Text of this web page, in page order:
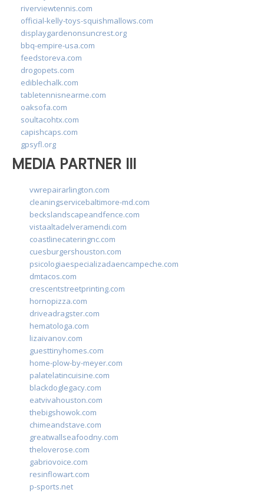
riverviewtennis.com
official-kelly-toys-squishmallows.com
displaygardenonsuncrest.org
bbq-empire-usa.com
feedstoreva.com
drogopets.com
ediblechalk.com
tabletennisnearme.com
oaksofa.com
soultacohtx.com
capishcaps.com
gpsyfl.org
MEDIA PARTNER III
vwrepairarlington.com
cleaningservicebaltimore-md.com
beckslandscapeandfence.com
vistaaltadelveramendi.com
coastlinecateringnc.com
cuesburgershouston.com
psicologiaespecializadaencampeche.com
dmtacos.com
crescentstreetprinting.com
hornopizza.com
driveadragster.com
hematologa.com
lizaivanov.com
guesttinyhomes.com
home-plow-by-meyer.com
palatelatincuisine.com
blackdoglegacy.com
eatvivahouston.com
thebigshowok.com
chimeandstave.com
greatwallseafoodny.com
theloverose.com
gabriovoice.com
resinflowart.com
p-sports.net